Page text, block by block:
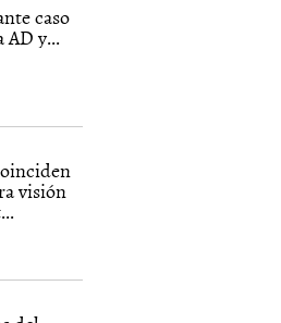
caso
AD y...
visión